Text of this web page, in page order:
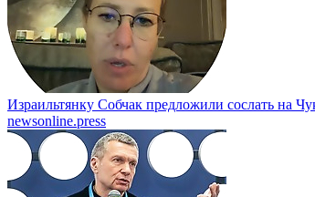
Израильтянку Собчак предложили сослать на
newsonline.press